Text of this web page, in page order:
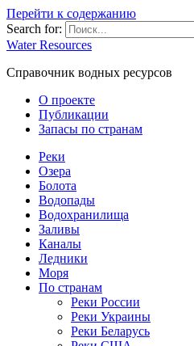
Перейти к содержанию
Search for:
Water Resources
Справочник водных ресурсов
О проекте
Публикации
Запасы по странам
Реки
Озера
Болота
Водопады
Водохранилища
Заливы
Каналы
Ледники
Моря
По странам
Реки России
Реки Украины
Реки Беларусь